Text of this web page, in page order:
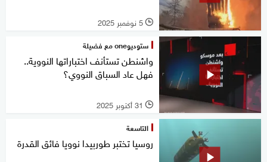
l 5 نوفمبر 2025
ستوديوone مع فضيلة
واشنطن تستأنف اختباراتها النووية..
فهل عاد السباق النووي؟
l 31 أكتوبر 2025
التاسعة
روسيا تختبر طوربيدا نوويا فائق القدرة